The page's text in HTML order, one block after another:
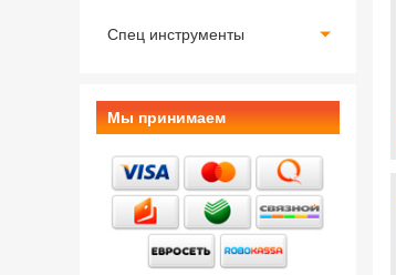
Спец инструменты
Мы принимаем